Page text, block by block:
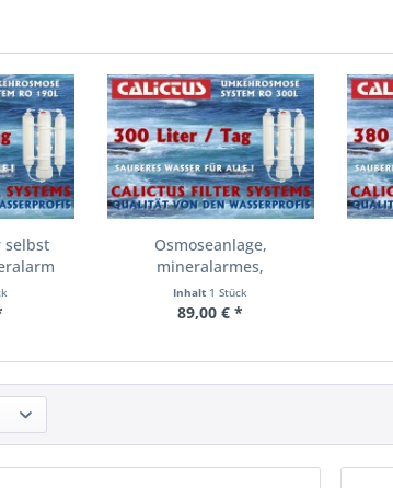
selbst
Osmoseanlage,
mineralarmes,
vitalisierendes...
Inhalt 1 Stück
89,00 € *